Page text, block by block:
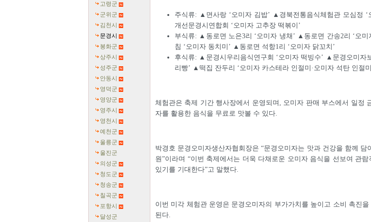
고령군
군위군
김천시
문경시
봉화군
상주시
성주군
안동시
영덕군
영양군
영주시
영천시
예천군
울릉군
울진군
의성군
청도군
청송군
칠곡군
포항시
달성군
주식류: ▲면사랑 ‘오미자 김밥’ ▲경북전통음식체험관 모심정
개선문경시연합회 ‘오미자 고추장 떡볶이’
부식류: ▲동로면 노은3리 ‘오미자 냉채’ ▲동로면 간송2리 ‘오
침 ‘오미자 동치미’ ▲동로면 석항1리 ‘오미자 닭꼬치’
후식류: ▲문경시우리음식연구회 ‘오미자 떡빙수’ ▲문경오미자
리빵’ ▲떡집 잔두리 ‘오미자 카스테라 인절미·오미자 석탄 인절
체험관은 축제 기간 행사장에서 운영되며, 오미자 판매 부스에서 일정
자를 활용한 음식을 무료로 맛볼 수 있다.
박경호 문경오미자생산자협회장은 “문경오미자는 맛과 건강을 함께 담
원”이라며 “이번 축제에서는 더욱 다채로운 오미자 음식을 선보여 관
있기를 기대한다”고 말했다.
이번 미각 체험관 운영은 문경오미자의 부가가치를 높이고 소비 촉진을
된다.